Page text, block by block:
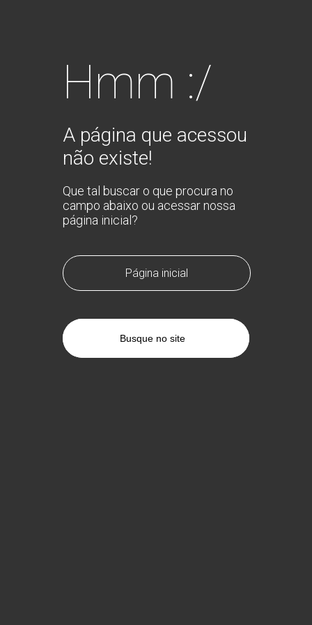
Hmm :/
A página que acessou
não existe!
Que tal buscar o que procura no
campo abaixo ou acessar nossa
página inicial?
Página inicial